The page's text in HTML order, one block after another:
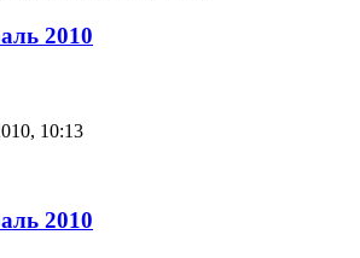
2010
10:13
2010